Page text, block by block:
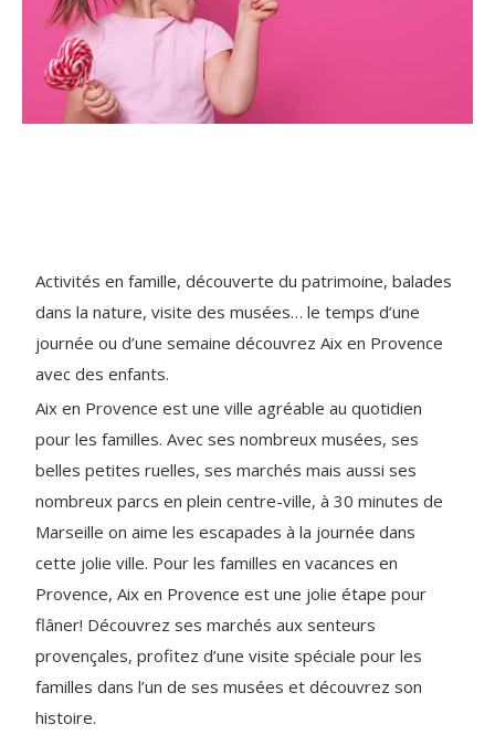
Activités en famille, découverte du patrimoine, balades
dans la nature, visite des musées… le temps d’une
journée ou d’une semaine découvrez Aix en Provence
avec des enfants.
Aix en Provence est une ville agréable au quotidien
pour les familles. Avec ses nombreux musées, ses
belles petites ruelles, ses marchés mais aussi ses
nombreux parcs en plein centre-ville, à 30 minutes de
Marseille on aime les escapades à la journée dans
cette jolie ville. Pour les familles en vacances en
Provence, Aix en Provence est une jolie étape pour
flâner! Découvrez ses marchés aux senteurs
provençales, profitez d’une visite spéciale pour les
familles dans l’un de ses musées et découvrez son
histoire.